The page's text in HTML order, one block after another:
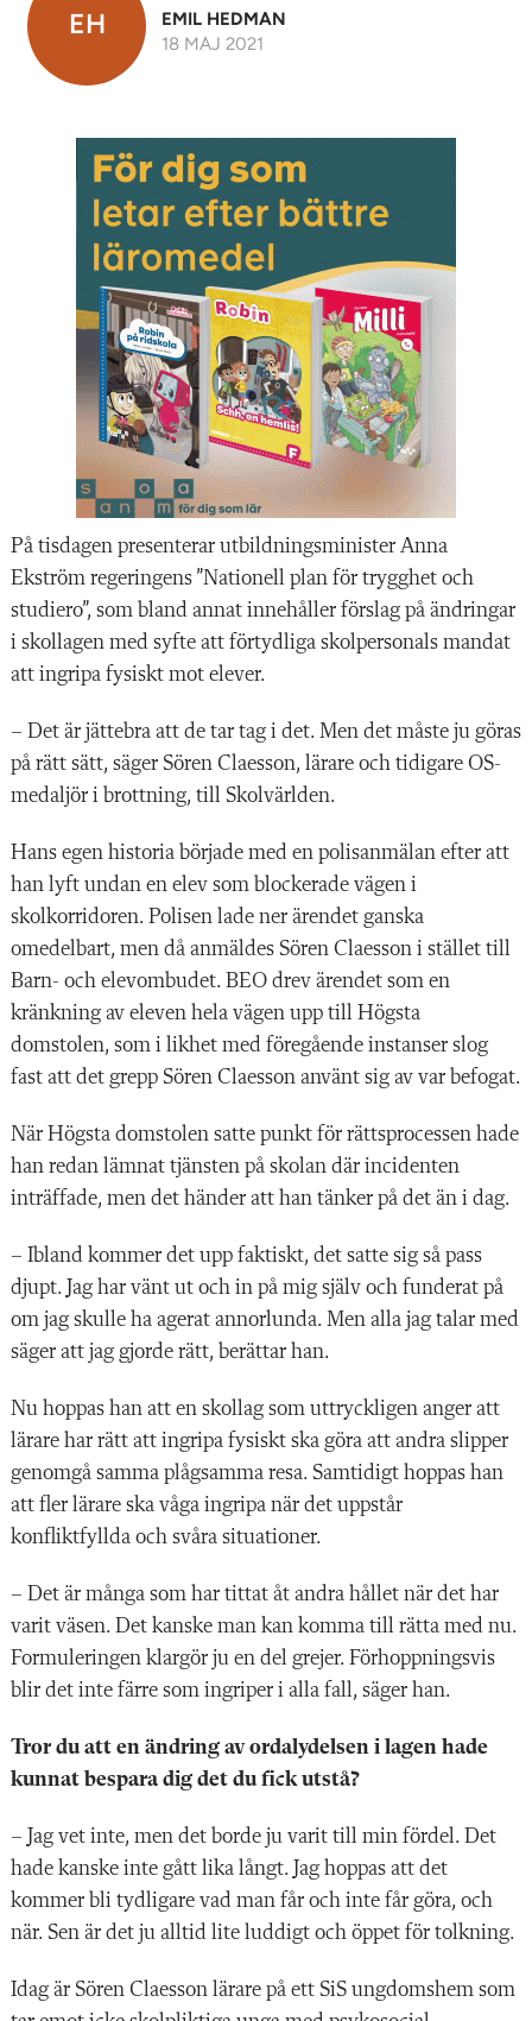
EH
EMIL HEDMAN
18 MAJ 2021
På tisdagen presenterar utbildningsminister Anna
Ekström regeringens ”Nationell plan för trygghet och
studiero”, som bland annat innehåller förslag på ändringar
i skollagen med syfte att förtydliga skolpersonals mandat
att ingripa fysiskt mot elever.
– Det är jättebra att de tar tag i det. Men det måste ju göras
på rätt sätt, säger Sören Claesson, lärare och tidigare OS-
medaljör i brottning, till Skolvärlden.
Hans egen historia började med en polisanmälan efter att
han lyft undan en elev som blockerade vägen i
skolkorridoren. Polisen lade ner ärendet ganska
omedelbart, men då anmäldes Sören Claesson i stället till
Barn- och elevombudet. BEO drev ärendet som en
kränkning av eleven hela vägen upp till Högsta
domstolen, som i likhet med föregående instanser slog
fast att det grepp Sören Claesson använt sig av var befogat.
När Högsta domstolen satte punkt för rättsprocessen hade
han redan lämnat tjänsten på skolan där incidenten
inträffade, men det händer att han tänker på det än i dag.
– Ibland kommer det upp faktiskt, det satte sig så pass
djupt. Jag har vänt ut och in på mig själv och funderat på
om jag skulle ha agerat annorlunda. Men alla jag talar med
säger att jag gjorde rätt, berättar han.
Nu hoppas han att en skollag som uttryckligen anger att
lärare har rätt att ingripa fysiskt ska göra att andra slipper
genomgå samma plågsamma resa. Samtidigt hoppas han
att fler lärare ska våga ingripa när det uppstår
konfliktfyllda och svåra situationer.
– Det är många som har tittat åt andra hållet när det har
varit väsen. Det kanske man kan komma till rätta med nu.
Formuleringen klargör ju en del grejer. Förhoppningsvis
blir det inte färre som ingriper i alla fall, säger han.
Tror du att en ändring av ordalydelsen i lagen hade
kunnat bespara dig det du fick utstå?
– Jag vet inte, men det borde ju varit till min fördel. Det
hade kanske inte gått lika långt. Jag hoppas att det
kommer bli tydligare vad man får och inte får göra, och
när. Sen är det ju alltid lite luddigt och öppet för tolkning.
Idag är Sören Claesson lärare på ett SiS ungdomshem som